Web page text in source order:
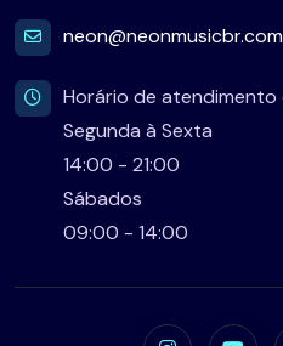
neon@neonmusicbr.com
Horário de atendimento
Segunda à Sexta
14:00 - 21:00
Sábados
09:00 - 14:00